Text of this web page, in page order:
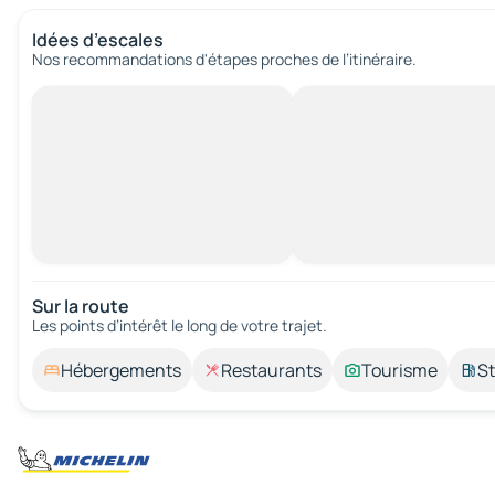
Idées d’escales
Nos recommandations d'étapes proches de l’itinéraire.
Sur la route
Les points d’intérêt le long de votre trajet.
Hébergements Restaurants Tourisme